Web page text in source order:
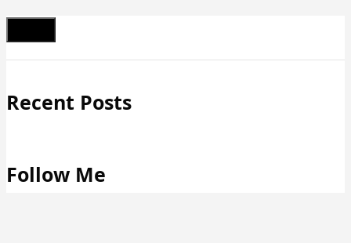
Schließen
Recent Posts
Follow Me